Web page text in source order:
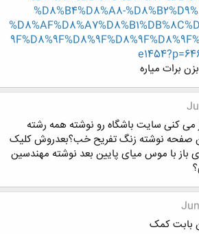
%D8%B4%D8%A8-
برات میاره
می کنی سایت باشگاه رو نوشته همه رشته
صفحه نوشته زنگ تفریح خب؟بعدروش کلیک
با موس میای پایین بعد نوشته مهندسین
بابت کمک